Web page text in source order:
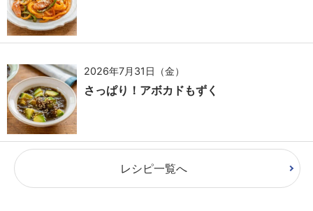
2026年7月31日（金）
さっぱり！アボカドもずく
レシピ一覧へ